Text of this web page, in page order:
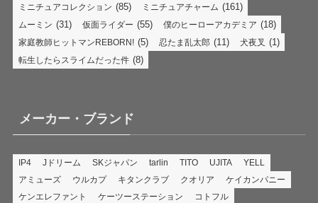
ミニチュアコレクション (85) ミニチュアチャーム (161)
ムーミン (31) 仮面ライダー (55) 僕のヒーローアカデミア (18)
家庭教師ヒットマンREBORN! (5) 忍たま乱太郎 (11) 犬夜叉 (1)
転生したらスライムだった件 (8)
メーカー・ブランド
IP4 Jドリーム SKジャパン tarlin TITO UJITA
YELL
アミューズ
ウルカプ キタンクラブ クオリア
ケイカンパニー
ケンエレファント
ケーツーステーション
コトフル